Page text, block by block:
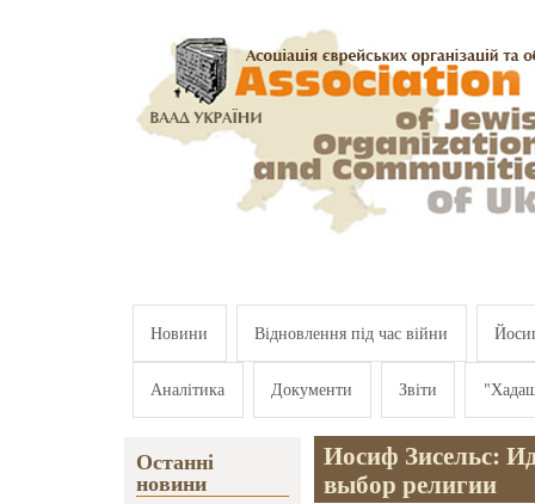
Новини Відновлення під час війни
Аналітика Документи Звіти
Останні
новини
Иосиф Зисельс:
выбор религии